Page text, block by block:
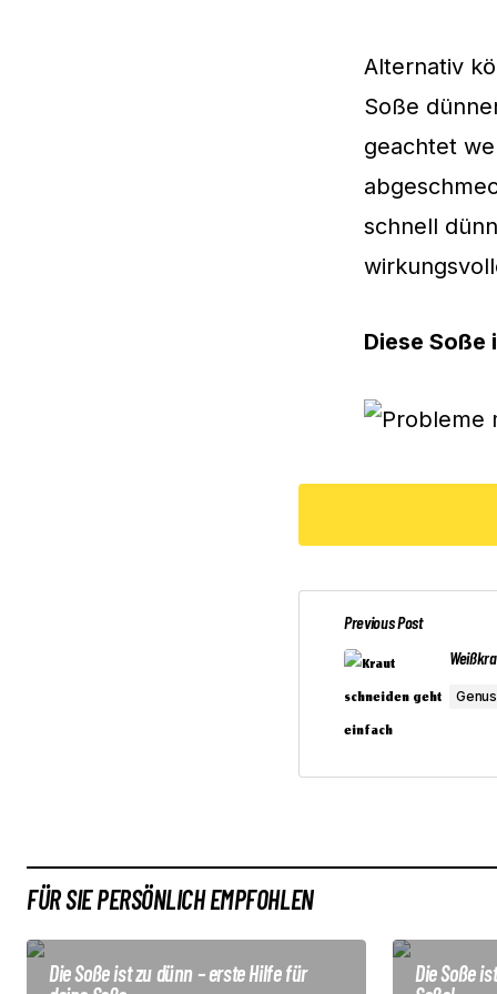
Alternativ
Soße
geachtet
schnell
Diese
Previous Post
FÜR SIE PERSÖNLICH EMPFOHLEN
Die Soße ist zu dünn – erste Hilfe für
Die Soße